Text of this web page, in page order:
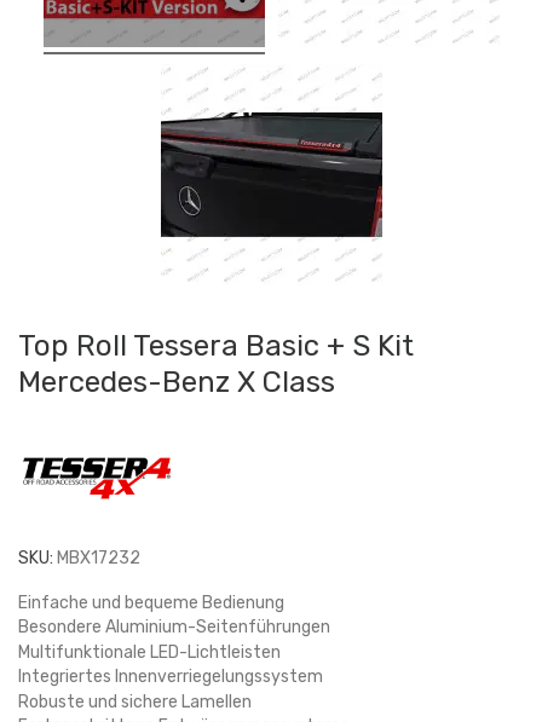
Top Roll Tessera Basic + S Kit
Mercedes-Benz X Class
SKU: MBX17232
Einfache und bequeme Bedienung
Besondere Aluminium-Seitenführungen
Multifunktionale LED-Lichtleisten
Integriertes Innenverriegelungssystem
Robuste und sichere Lamellen